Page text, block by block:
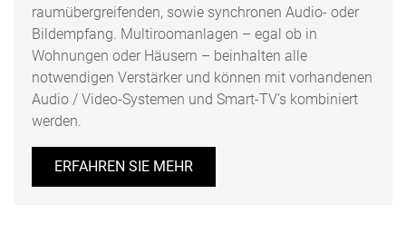
raumübergreifenden, sowie synchronen Audio- oder
Bildempfang. Multiroomanlagen – egal ob in
Wohnungen oder Häusern – beinhalten alle
notwendigen Verstärker und können mit vorhandenen
Audio / Video-Systemen und Smart-TV’s kombiniert
werden.
ERFAHREN SIE MEHR